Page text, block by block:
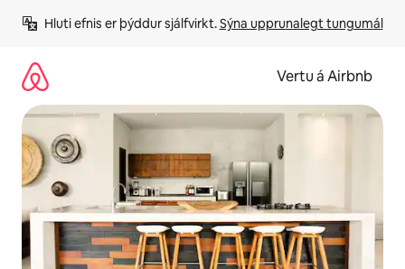
beint
Hluti efnis er þýddur sjálfvirkt. Sýna upprunalegt tungumál
Vertu á Airbnb